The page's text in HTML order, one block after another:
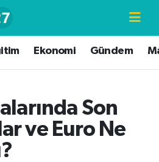
Ekonomi Gündem
Son
ve Euro Ne
ve Fikstür